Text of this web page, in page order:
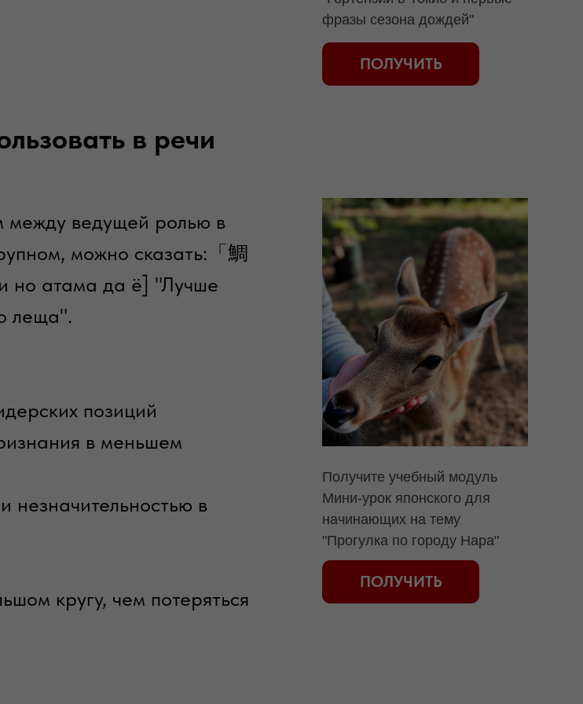
фразы сезона дождей"
ПОЛУЧИТЬ
в речи
Получите учебный модуль
Мини-урок японского для
начинающих на тему
"Прогулка по городу Нара"
ПОЛУЧИТЬ
между ведущей ролью в
можно сказать:「鯛
но атама да ё] "Лучше
леща".
позиций
в меньшем
в
кругу, чем потеряться